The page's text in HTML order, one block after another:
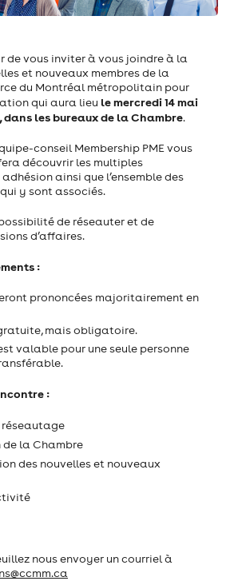
de vous inviter à vous joindre à la
et nouveaux membres de la
du Montréal métropolitain pour
qui aura lieu le mercredi 14 mai
dans les bureaux de la Chambre.
conseil Membership PME vous
découvrir les multiples
ainsi que l’ensemble des
y sont associés.
de réseauter et de
d’affaires.
:
prononcées majoritairement en
mais obligatoire.
valable pour une seule personne
:
réseautage
de la Chambre
des nouvelles et nouveaux
nous envoyer un courriel à